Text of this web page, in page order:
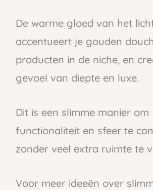
De warme gloed van het
accentueert je gouden
producten in de niche, en
gevoel van diepte en luxe.
Dit is een slimme manier om
functionaliteit en sfeer te
zonder veel extra ruimte te
Voor meer ideeën over